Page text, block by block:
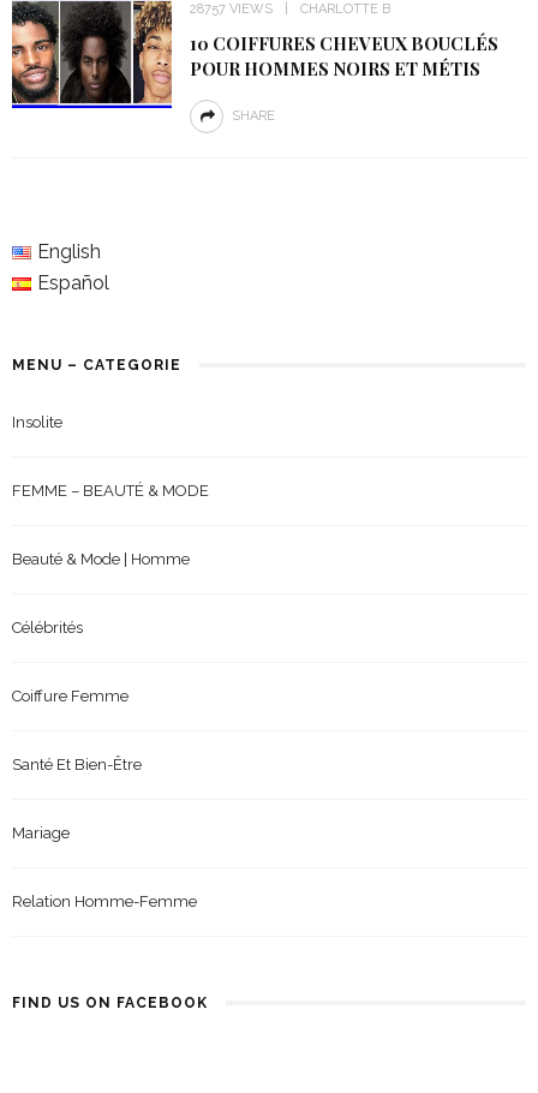
28757 VIEWS CHARLOTTE B
10 COIFFURES CHEVEUX BOUCLÉS
POUR HOMMES NOIRS ET MÉTIS
SHARE
English
Español
MENU – CATEGORIE
Insolite
FEMME – BEAUTÉ & MODE
Beauté & Mode | Homme
Célébrités
Coiffure Femme
Santé Et Bien-Être
Mariage
Relation Homme-Femme
FIND US ON FACEBOOK